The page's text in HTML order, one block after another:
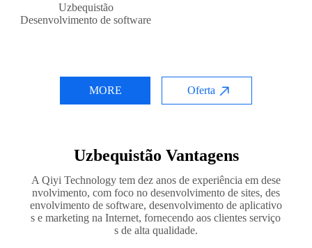
Uzbequistão
Desenvolvimento de software
MORE Oferta
Uzbequistão Vantagens
A Qiyi Technology tem dez anos de experiência em dese
nvolvimento, com foco no desenvolvimento de sites, des
envolvimento de software, desenvolvimento de aplicativo
s e marketing na Internet, fornecendo aos clientes serviço
s de alta qualidade.